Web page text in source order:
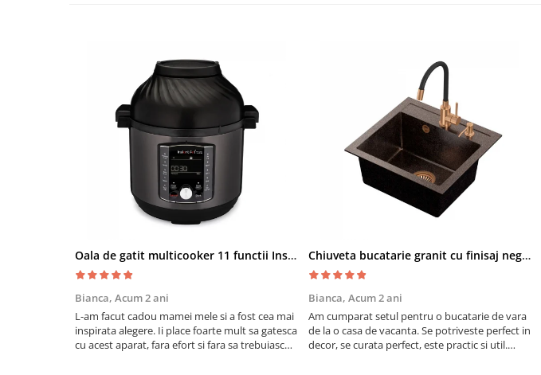
Oala de gatit multicooker 11 functii Instant Pot Pro Crisp 8 + Air Fryer 7.6 lt
Bianca, Acum 2 ani
L-am facut cadou mamei mele si a fost cea mai
inspirata alegere. Ii place foarte mult sa gatesca
cu acest aparat, fara efort si fara sa trebuiasca
Chiuveta bucatarie granit cu finisaj negru perlat/cupru Steingran Art Copper cu dozator si baterie Quadron
Bianca, Acum 2 ani
Am cumparat setul pentru o bucatarie de vara
de la o casa de vacanta. Se potriveste perfect in
decor, se curata perfect, este practic si util.